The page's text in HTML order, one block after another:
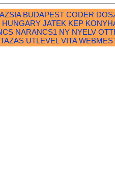
AZSIA BUDAPEST CODER
HUNGARY JATEK KEP
NARANCS1 NY NYELV
UTLEVEL VITA